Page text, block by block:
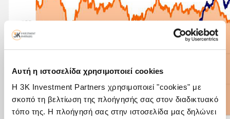
Αυτή η ιστοσελίδα χρησιμοποιεί cookies
Η 3K Investment Partners χρησιμοποιεί "cookies" με
σκοπό τη βελτίωση της πλοήγησής σας στον διαδικτυακό
τόπο της. Η πλοήγησή σας στην ιστοσελίδα μας δηλώνει